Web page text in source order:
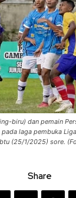
biru) dan pemain
laga pembuka
(25/1/2025) sore.
Share